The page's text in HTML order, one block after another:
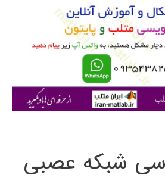
شبکه عصبی